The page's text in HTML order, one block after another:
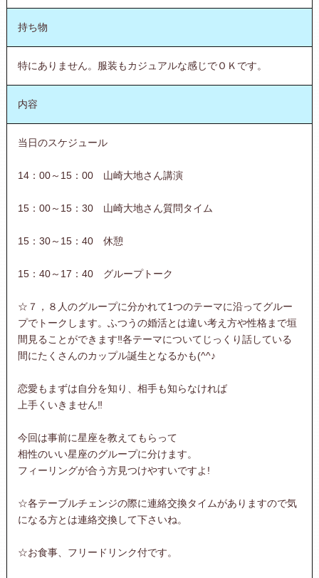
持ち物
特にありません。服装もカジュアルな感じでＯＫです。
内容
当日のスケジュール
14：00～15：00 山崎大地さん講演
15：00～15：30 山崎大地さん質問タイム
15：30～15：40 休憩
15：40～17：40 グループトーク
☆７，８人のグループに分かれて1つのテーマに沿ってグルー
プでトークします。ふつうの婚活とは違い考え方や性格まで垣
間見ることができます‼各テーマについてじっくり話している
間にたくさんのカップル誕生となるかも(^^♪
恋愛もまずは自分を知り、相手も知らなければ
上手くいきません‼
今回は事前に星座を教えてもらって
相性のいい星座のグループに分けます。
フィーリングが合う方見つけやすいですよ!
☆各テーブルチェンジの際に連絡交換タイムがありますので気
になる方とは連絡交換して下さいね。
☆お食事、フリードリンク付です。